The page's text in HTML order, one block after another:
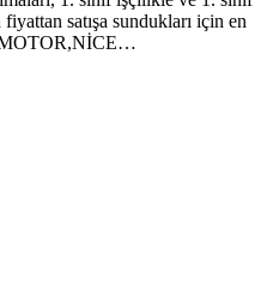
satışa sundukları için en
MOTOR,NİCE…